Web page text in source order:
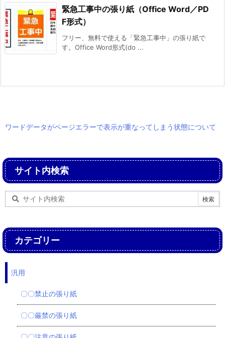
緊急工事中の張り紙（Office Word／PD
F形式）
フリー、無料で使える「緊急工事中」の張り紙で
す。Office Word形式(do ...
ワードデータがページエラーで表示が重なってしまう状態について
サイト内検索
カテゴリー
汎用
〇〇禁止の張り紙
〇〇厳禁の張り紙